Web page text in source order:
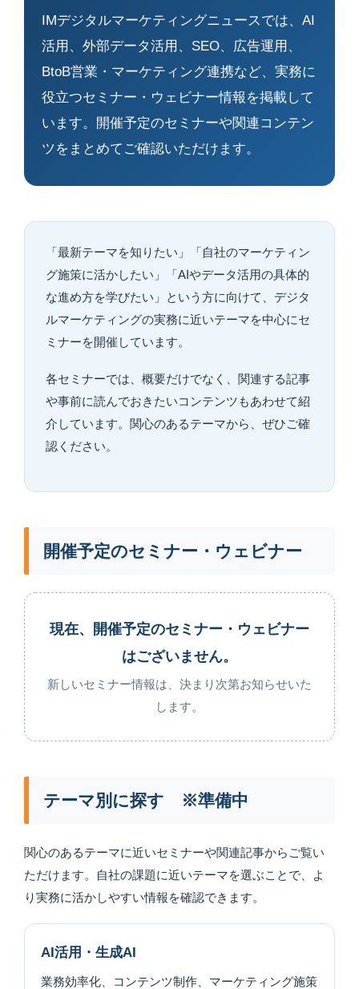
IMデジタルマーケティングニュースでは、AI
活用、外部データ活用、SEO、広告運用、
BtoB営業・マーケティング連携など、実務に
役立つセミナー・ウェビナー情報を掲載して
います。開催予定のセミナーや関連コンテン
ツをまとめてご確認いただけます。
「最新テーマを知りたい」「自社のマーケティン
グ施策に活かしたい」「AIやデータ活用の具体的
な進め方を学びたい」という方に向けて、デジタ
ルマーケティングの実務に近いテーマを中心にセ
ミナーを開催しています。
各セミナーでは、概要だけでなく、関連する記事
や事前に読んでおきたいコンテンツもあわせて紹
介しています。関心のあるテーマから、ぜひご確
認ください。
開催予定のセミナー・ウェビナー
現在、開催予定のセミナー・ウェビナー
はございません。
新しいセミナー情報は、決まり次第お知らせいた
します。
テーマ別に探す ※準備中
関心のあるテーマに近いセミナーや関連記事からご覧い
ただけます。自社の課題に近いテーマを選ぶことで、よ
り実務に活かしやすい情報を確認できます。
AI活用・生成AI
業務効率化、コンテンツ制作、マーケティング施策